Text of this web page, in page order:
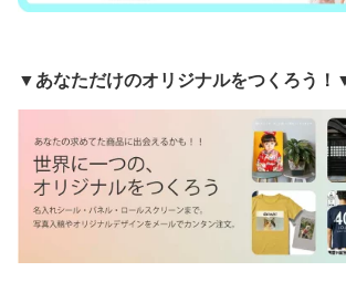
▼あなただけのオリジナルをつくろう！